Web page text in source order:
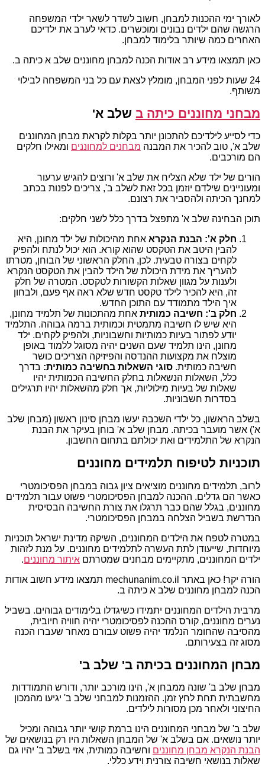
לאורך ימי ההכנות למבחן, חשוב לשדר לשאר ילדי המשפחה
הרגשה שהם ילדים נבונים ומוכשרים. כדאי לערב את ילדיכם
האחרים כמה שיותר בלימוד למבחן.
כאן תמצאו מידע רב אודות הכנה למבחן מחוננים שלב א כיתה ב.
24 שעות לפני המבחן, מומלץ לצאת עם כל בני המשפחה לבילוי
משותף.
מבחני מחוננים כיתה ב שלב א'
כדי לסייע לילדיכם להתכונן יותר בקלות לקראת מבחן המחוננים
שלב א', טוב להכיר את המבנה מבחנים למחוננים ומאילו חלקים
הם מורכבים.
הורים של ילד שלא הצליח את שלב א' ורוצים להגיש ערעור
ומעוניינים שילדם יוזמן בכל זאת לשלב ב', צריכים לפנות בכתב
למחנך הכיתה ולהסביר את רצונם.
תוכן הבחינה שלב א' מתפצל בדרך כלל לשני חלקים:
חלק א': הבנת הנקרא אחת מהיכולות של ילד מחונן, היא
להבין היטב את הטקסט שהוא קורא. הוא יכול לנתח ולהפיק
לקחים בצורה טבעית. לכן, החלק הראשוני של הבוחן, מטרתו
להעריך את מידת היכולת של הילד להבין את הטקסט הנקרא
ולענות על מגוון שאלות הקשורות לטקסט. המטרה של חלק
זה, היא להכיר לילד טקסט חדש שלא ראה אף פעם, ולבחון
איך הילד מתמודד עם התוכן החדש.
חלק ב': חשיבה כמותית אחת מהתכונות של תלמיד מחונן,
היא שיש לו חשיבה מתמטית וכמותית ברמה גבוהה. התלמיד
יודע לפתור בעיות כמותיות וחשבוניות, ולהפיק לקחים. ילד
מחונן, הינו תלמיד שעם השנים יהיה מסוגל ללמוד באופן
מוצלח את מקצועות ההנדסה והפיזיקה הצריכים כושר
חשיבה כמותית. סוגי השאלות בחשיבה כמותית: בדרך
כלל, השאלות הנשאלות בחלק החשיבה הכמותית יהיו
שאלות של בעיות מילוליות, אך חלק מהשאלות יהיו תרגילים
בסדרות חשבוניות.
בשלב הראשון, כל ילדי השכבה יעשו מבחן סינון ראשון (מבחן שלב
א') אשר מועבר בכיתה. מבחן שלב א' בוחן בעיקר את הבנת
הנקרא של התלמידים ואת יכולתם בתחום החשבון.
תוכניות לטיפוח תלמידים מחוננים
לרוב, תלמידים מחוננים מוציאים ציון גבוה במבחן הפסיכומטרי
כאשר הם גדלים. ההכנה למבחן הפסיכומטרי פשוט עבור תלמידים
מחוננים, בגלל שהם כבר תרגלו את צורת החשיבה הבסיסית
הנדרשת בשביל הצלחה במבחן הפסיכומטרי.
במטרה לטפח את הילדים המחוננים, השיקה מדינת ישראל תוכניות
מיוחדות, שייעודן לתת העשרה לתלמידים מחוננים. על מנת לזהות
ילדים המחוננים, מתקיימים מבחנים שמטרתם איתור מחוננים.
הורה יקר! כאן באתר mechunanim.co.il תמצאו מידע חשוב אודות
הכנה למבחן מחוננים שלב א כיתה ב.
מרבית הילדים המחוננים יתמידו כשיגדלו בלימודים גבוהים. בשביל
נערים מחוננים, קורס ההכנה לפסיכומטרי יהיה חוויה חיובית,
מהסיבה שהחומר הנלמד יהיה פשוט עבורם מאחר שעברו הכנה
מסוג זה בצעירותם.
מבחן המחוננים בכיתה ב' שלב ב'
מבחן שלב ב' שונה ממבחן א', הינו מורכב יותר, ודורש התמודדות
מחשבתית תחת לחץ זמן. ההזמנות למבחני שלב ב' יגיעו מהמכון
החיצוני ולאחר מכן מסורות לילדים.
שלב ב' של מבחני המחוננים הינו ברמת קושי יותר גבוהה ומכיל
יותר נושאים. אם בשלב א' של המבחן השאלות היו רק בנושאים של
הבנת הנקרא מבחן מחוננים וחשיבה כמותית, אזי בשלב ב' יהיו גם
שאלות בנושאי חשיבה צורנית וידע כללי.